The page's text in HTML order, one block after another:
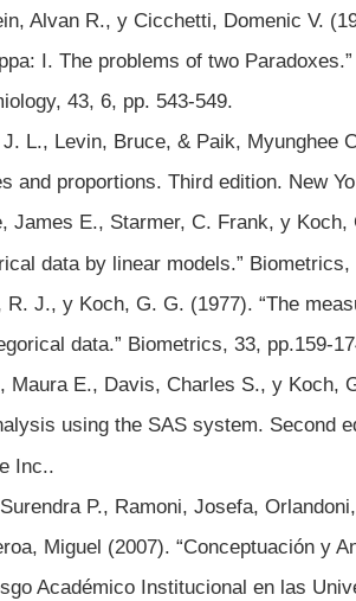
Alvan R., y Cicchetti, Domenic V.
I. The problems of two
43, 6, pp. 543-549.
L., Levin, Bruce, & Paik, Myunghee
and proportions. Third edition. New
James E., Starmer, C. Frank, y Koch,
data by linear models.”
R. J., y Koch, G. G. (1977). “The
data.” Biometrics, 33, pp.159-
Maura E., Davis, Charles S., y Koch,
using the SAS system. Second
Inc..
P., Ramoni, Josefa,
Miguel (2007). “Conceptuación y
Académico Institucional en las